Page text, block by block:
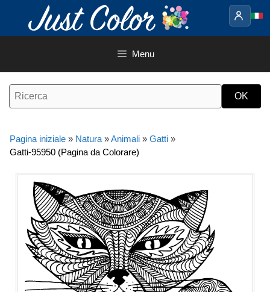
contenuto
Menu
Pagina iniziale » Natura »Animali » Gatti »
Gatti-95950 (Pagina da Colorare)